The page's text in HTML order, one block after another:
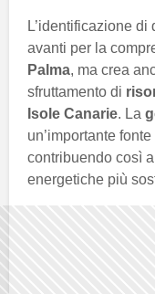
L’identificazione
avanti per la
Palma, ma crea
sfruttamento di
Isole Canarie. La
un’importante
contribuendo così
energetiche più